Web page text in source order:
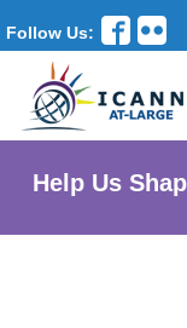
Follow Us:
Help Us